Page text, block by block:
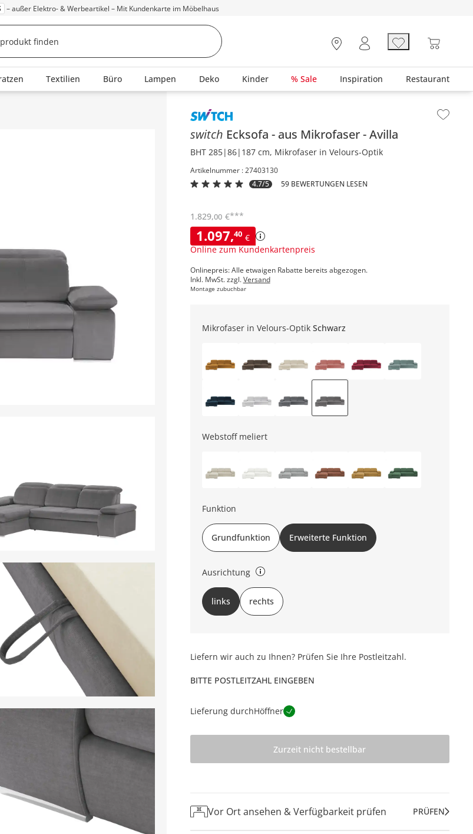
– außer Elektro- & Werbeartikel – Mit Kundenkarte im Möbelhaus
Textilien Büro Lampen Deko Kinder % Sale Inspiration Restaurant
Inhalt der Seitenleiste überspringen - Zum Seitenende
switch Ecksofa aus Mikrofaser Avilla
BHT 285|86|187 cm, Mikrofaser in Velours-Optik
Artikelnummer : 27403130
4.7/5
59 BEWERTUNGEN LESEN
1.097,40 €
Online zum Kundenkartenpreis
1.829,00 €***
Onlinepreis: Alle etwaigen Rabatte bereits abgezogen.
Inkl. MwSt. zzgl.Versand
Montage zubuchbar
Mikrofaser in Velours-Optik Schwarz
Webstoff meliert
Funktion
Grundfunktion Erweiterte Funktion
Ausrichtung
links oder rechts (bezieht sich auf Draufsicht)
links rechts
Liefern wir auch zu Ihnen? Prüfen Sie Ihre Postleitzahl.
BITTE POSTLEITZAHL EINGEBEN
Lieferung durchHöffner
Zurzeit nicht bestellbar
Vor Ort ansehen & Verfügbarkeit prüfen PRÜFEN